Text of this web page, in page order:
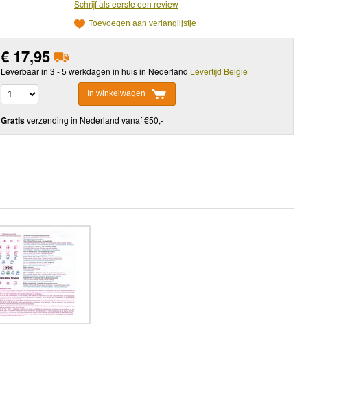
Schrijf als eerste een review
Toevoegen aan verlanglijstje
€ 17,95
Leverbaar in 3 - 5 werkdagen in huis in Nederland Levertijd Belgie
In winkelwagen
Gratisverzending in Nederland vanaf €50,-